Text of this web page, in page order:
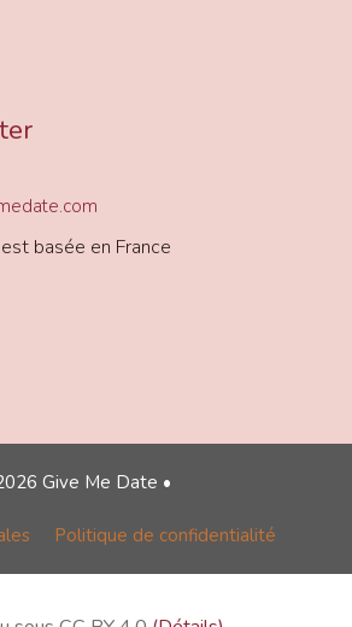
basée en France
Give Me Date •
Politique de confidentialité